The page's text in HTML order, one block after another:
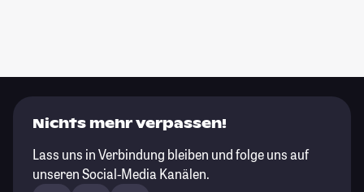
Nichts mehr verpassen!
Lass uns in Verbindung bleiben und folge uns auf
unseren Social-Media Kanälen.